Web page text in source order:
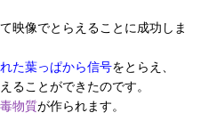
映像でとらえることに成功しま
た葉っぱから信号をとらえ、
ることができたのです。
毒物質が作られます。